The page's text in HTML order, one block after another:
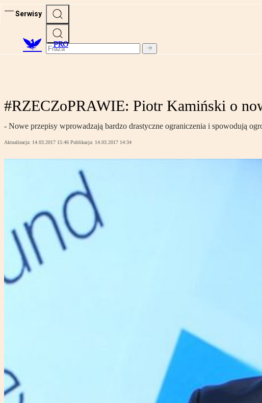
Serwisy
PRO
#RZECZoPRAWIE: Piotr Kamiński o
- Nowe przepisy wprowadzają bardzo drastyczne ograniczenia i spowodują
Aktualizacja: 14.03.2017 15:46 Publikacja: 14.03.2017 14:34